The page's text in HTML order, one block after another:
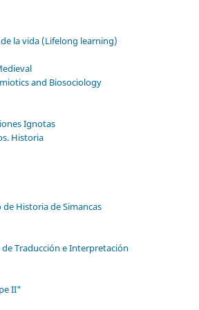
la vida (Lifelong learning)
and Biosociology
Ignotas
Historia
Historia de Simancas
Traducción e Interpretación
II"